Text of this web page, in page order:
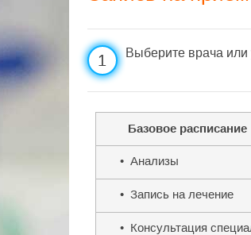
1 Выберите врача или
Базовое расписание
• Анализы
• Запись на лечение
• Консультация